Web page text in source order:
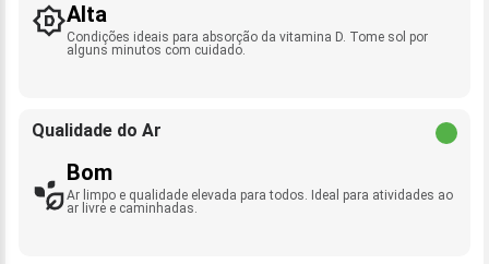
Alta
Condições ideais para absorção da vitamina D. Tome sol por
alguns minutos com cuidado.
Qualidade do Ar
Bom
Ar limpo e qualidade elevada para todos. Ideal para atividades ao
ar livre e caminhadas.